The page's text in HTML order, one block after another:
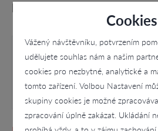
Cookies
Vážený návštěvníku, potvrzením
udělujete souhlas nám a našim
cookies pro nezbytné, analytické a
tomto zařízení. Volbou Nastavení
skupiny cookies je možné
zpracování úplně zakázat. Ukládání
Podobné firmy